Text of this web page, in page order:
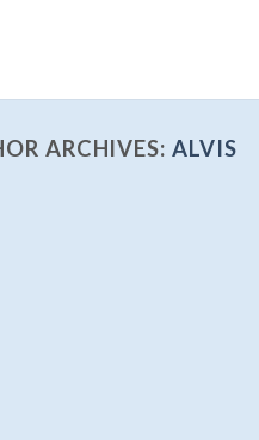
ARCHIVES:ALVIS